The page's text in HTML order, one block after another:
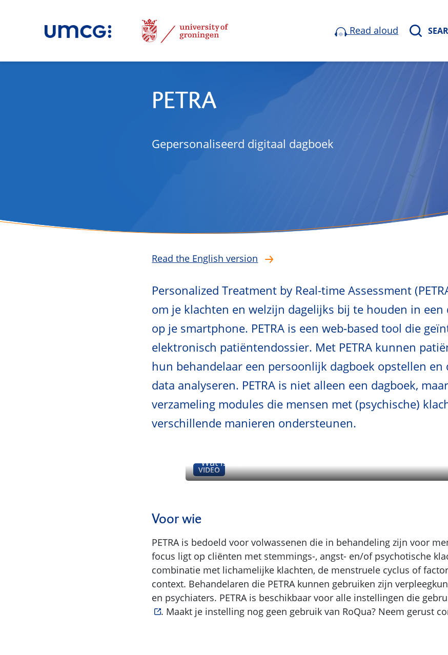
Read aloud
PETRA
Gepersonaliseerd digitaal dagboek
Read the English version
Personalized Treatment by Real-time Assessment
om je klachten en welzijn dagelijks bij te houden in een
op je smartphone. PETRA is een web-based tool die
elektronisch patiëntendossier. Met PETRA kunnen
hun behandelaar een persoonlijk dagboek opstellen en
data analyseren. PETRA is niet alleen een dagboek,
verzameling modules die mensen met (psychische)
verschillende manieren ondersteunen.
Wat is PETRA?
VIDEO
Voor wie
PETRA is bedoeld voor volwassenen die in behandeling zijn voor
focus ligt op cliënten met stemmings-, angst- en/of psychotische
combinatie met lichamelijke klachten, de menstruele cyclus of
context. Behandelaren die PETRA kunnen gebruiken zijn
en psychiaters. PETRA is beschikbaar voor alle instellingen die
. Maakt je instelling nog geen gebruik van RoQua? Neem gerust